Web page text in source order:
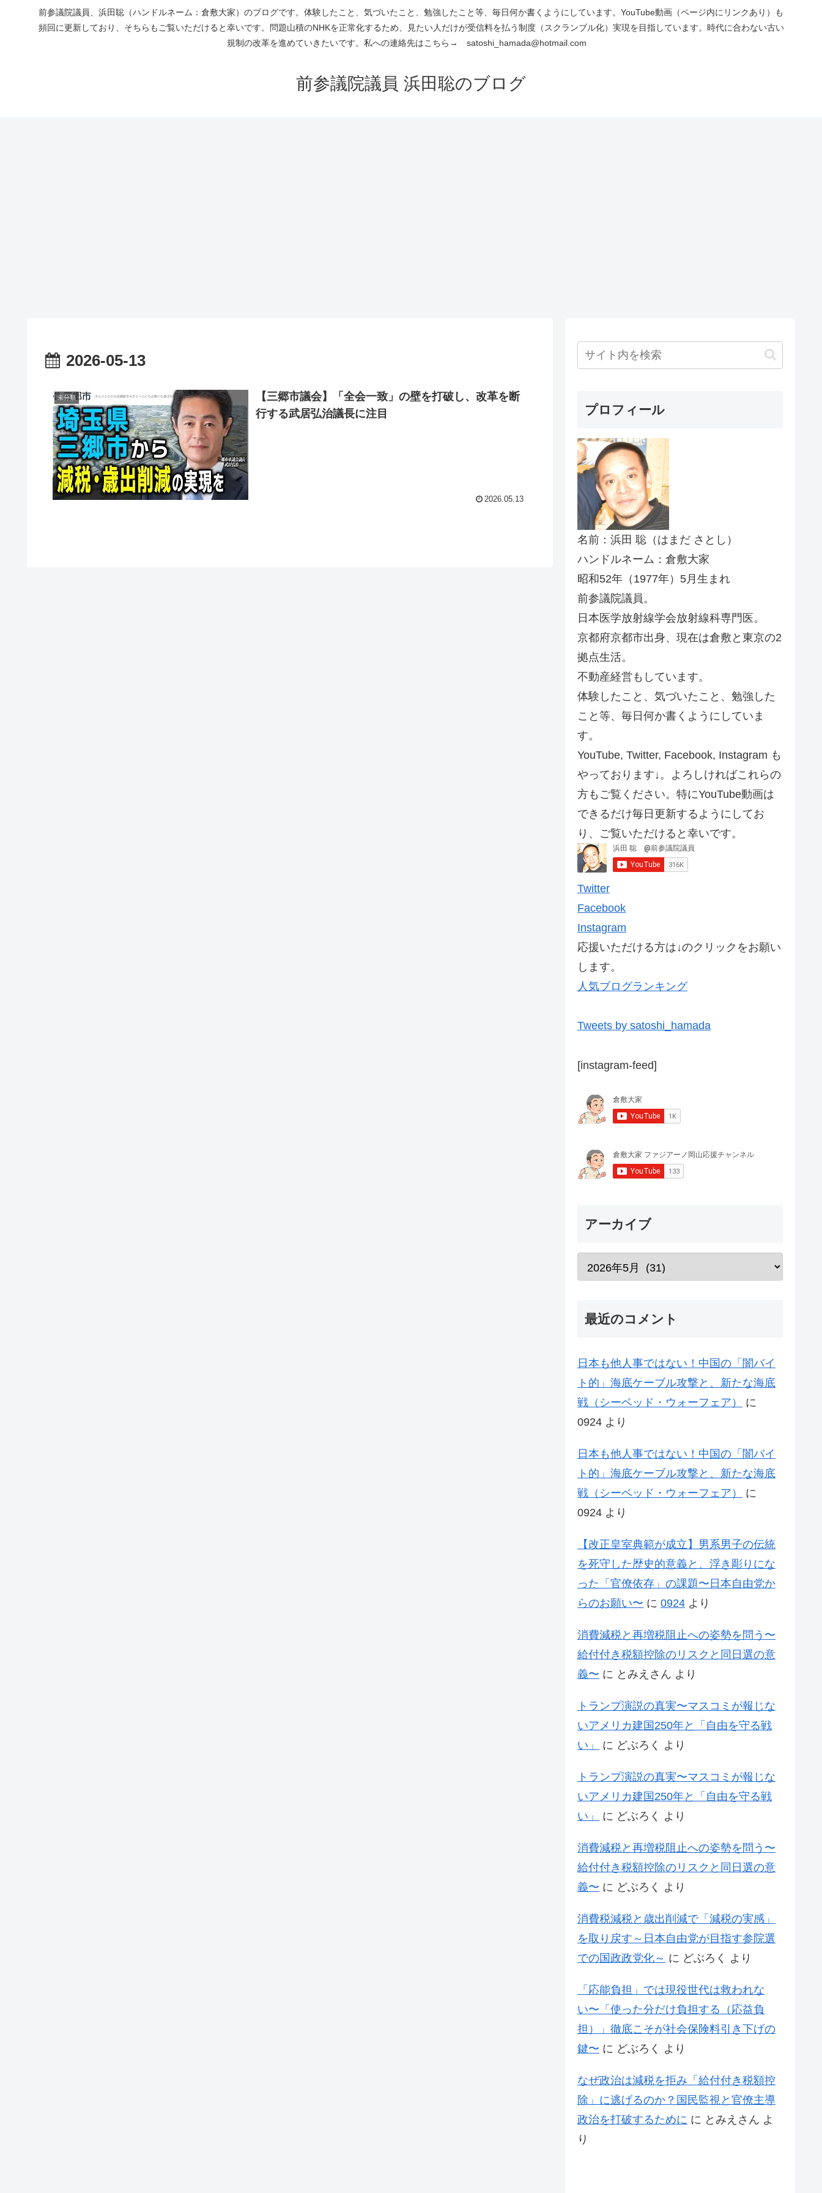
前参議院議員、浜田聡（ハンドルネーム：倉敷大家）のブログです。体験したこと、気づいたこと、勉強したこと等、毎日何か書くようにしています。YouTube動画（ページ内にリンクあり）も
頻回に更新しており、そちらもご覧いただけると幸いです。問題山積のNHKを正常化するため、見たい人だけが受信料を払う制度（スクランブル化）実現を目指しています。時代に合わない古い
規制の改革を進めていきたいです。私への連絡先はこちら→ satoshi_hamada@hotmail.com
前参議院議員 浜田聡のブログ
2026-05-13
未分類
【三郷市議会】「全会一致」の壁を打破し、改革を断
行する武居弘治議長に注目
2026.05.13
プロフィール
名前：浜田 聡（はまだ さとし）
ハンドルネーム：倉敷大家
昭和52年（1977年）5月生まれ
前参議院議員。
日本医学放射線学会放射線科専門医。
京都府京都市出身、現在は倉敷と東京の2
拠点生活。
不動産経営もしています。
体験したこと、気づいたこと、勉強した
こと等、毎日何か書くようにしていま
す。
YouTube, Twitter, Facebook, Instagram も
やっております↓。よろしければこれらの
方もご覧ください。特にYouTube動画は
できるだけ毎日更新するようにしてお
り、ご覧いただけると幸いです。
Twitter
Facebook
Instagram
応援いただける方は↓のクリックをお願い
します。
人気ブログランキング
Tweets by satoshi_hamada
[instagram-feed]
アーカイブ
最近のコメント
日本も他人事ではない！中国の「闇バイ
ト的」海底ケーブル攻撃と、新たな海底
戦（シーベッド・ウォーフェア）
に
0924 より
日本も他人事ではない！中国の「闇バイ
ト的」海底ケーブル攻撃と、新たな海底
戦（シーベッド・ウォーフェア）
に
0924 より
【改正皇室典範が成立】男系男子の伝統
を死守した歴史的意義と、浮き彫りにな
った「官僚依存」の課題〜日本自由党か
らのお願い〜 に 0924 より
消費減税と再増税阻止への姿勢を問う〜
給付付き税額控除のリスクと同日選の意
義〜 に とみえさん より
トランプ演説の真実〜マスコミが報じな
いアメリカ建国250年と「自由を守る戦
い」
に どぶろく より
トランプ演説の真実〜マスコミが報じな
いアメリカ建国250年と「自由を守る戦
い」
に どぶろく より
消費減税と再増税阻止への姿勢を問う〜
給付付き税額控除のリスクと同日選の意
義〜 に どぶろく より
消費税減税と歳出削減で「減税の実感」
を取り戻す～日本自由党が目指す参院選
での国政政党化～ に どぶろく より
「応能負担」では現役世代は救われな
い〜「使った分だけ負担する（応益負
担）」徹底こそが社会保険料引き下げの
鍵〜 に どぶろく より
なぜ政治は減税を拒み「給付付き税額控
除」に逃げるのか？国民監視と官僚主導
政治を打破するために に とみえさん よ
り